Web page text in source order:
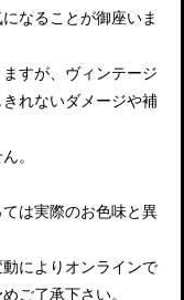
なることが御座いま
すが、ヴィンテージ
れないダメージや補
。
は実際のお色味と異
によりオンラインで
ご了承下さい。